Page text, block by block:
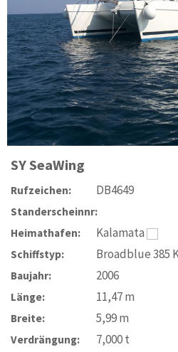
SYSeaWing
Rufzeichen: DB4649
Standerscheinnr:
Heimathafen:
Kalamata
Schiffstyp: Broadblue 385
Baujahr: 2006
Länge: 11,47m
Breite: 5,99m
Verdrängung: 7,000t